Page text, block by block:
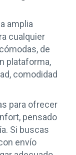
amplia
cualquier
de
plataforma,
comodidad
para ofrecer
pensado
Si buscas
envío